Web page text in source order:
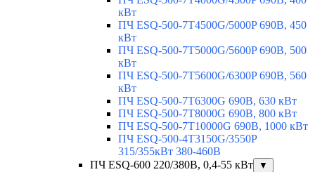
кВт
ПЧ ESQ-500-7T4500G/5000P 690В, 450
кВт
ПЧ ESQ-500-7T5000G/5600P 690В, 500
кВт
ПЧ ESQ-500-7T5600G/6300P 690В, 560
кВт
ПЧ ESQ-500-7T6300G 690В, 630 кВт
ПЧ ESQ-500-7T8000G 690В, 800 кВт
ПЧ ESQ-500-7T10000G 690В, 1000 кВт
ПЧ ESQ-500-4T3150G/3550P
315/355кВт 380-460В
ПЧ ESQ-600 220/380В, 0,4-55 кВт
▼